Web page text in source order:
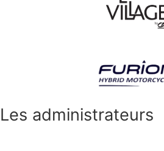
Les administrateurs